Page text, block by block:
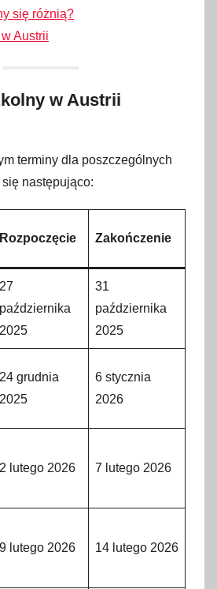
się różnią?
Austrii
w Austrii
terminy dla poszczególnych
następująco:
Rozpoczęcie Zakończenie
27
października
2025
31
października
2025
24 grudnia
2025
6 stycznia
2026
2 lutego 2026 7 lutego 2026
9 lutego 2026 14 lutego 2026